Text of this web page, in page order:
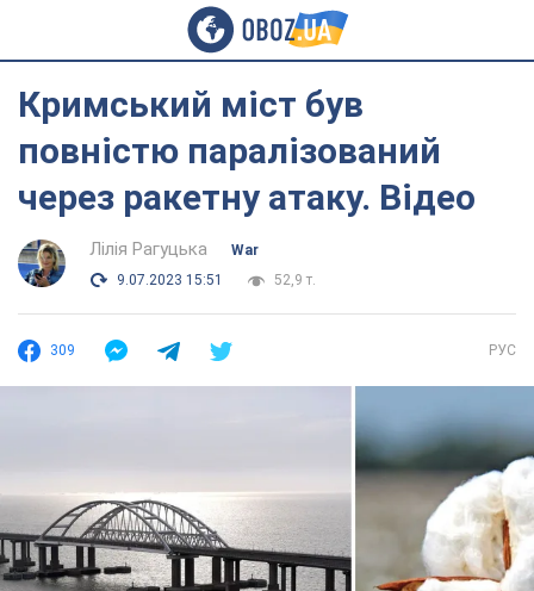
Кримський міст був
повністю паралізований
через ракетну атаку. Відео
Лілія Рагуцька
War
9.07.2023 15:51
52,9 т.
309 РУС